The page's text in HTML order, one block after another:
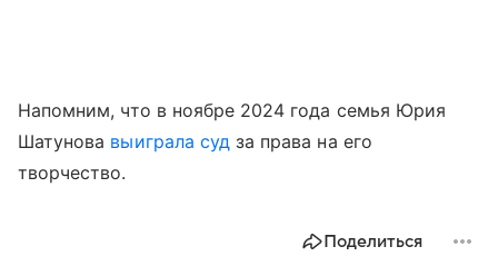
Напомним, что в ноябре 2024 года семья Юрия
Шатунова выиграла суд за права на его
творчество.
Поделиться